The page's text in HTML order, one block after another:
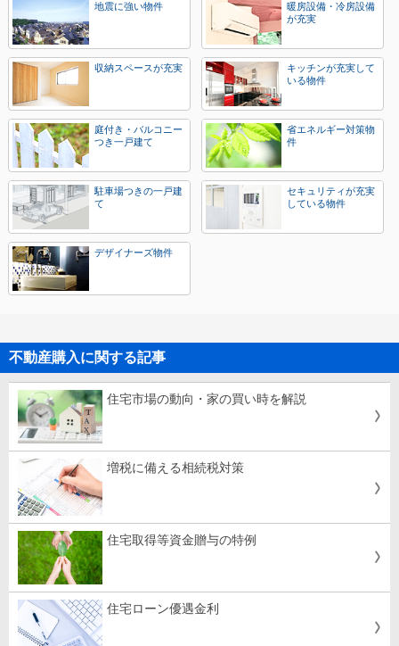
地震に強い物件
暖房設備・冷房設備
が充実
収納スペースが充実
キッチンが充実して
いる物件
庭付き・バルコニー
つき一戸建て
省エネルギー対策物
件
駐車場つきの一戸建
て
セキュリティが充実
している物件
デザイナーズ物件
不動産購入に関する記事
住宅市場の動向・家の買い時を解説
増税に備える相続税対策
住宅取得等資金贈与の特例
住宅ローン優遇金利